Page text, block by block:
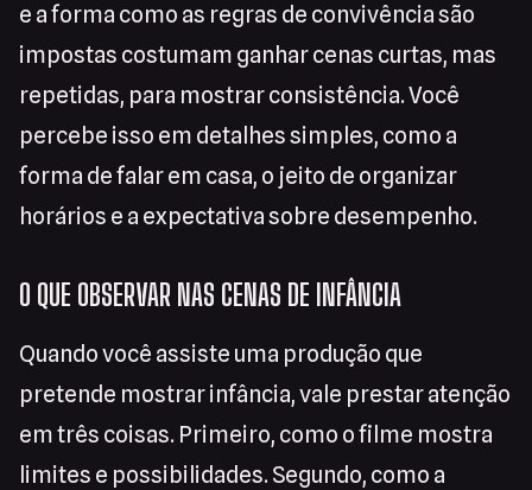
e a forma como as regras de convivência são
impostas costumam ganhar cenas curtas, mas
repetidas, para mostrar consistência. Você
percebe isso em detalhes simples, como a
forma de falar em casa, o jeito de organizar
horários e a expectativa sobre desempenho.
O QUE OBSERVAR NAS CENAS DE INFÂNCIA
Quando você assiste uma produção que
pretende mostrar infância, vale prestar atenção
em três coisas. Primeiro, como o filme mostra
limites e possibilidades. Segundo, como a